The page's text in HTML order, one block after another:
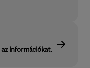
információkat.